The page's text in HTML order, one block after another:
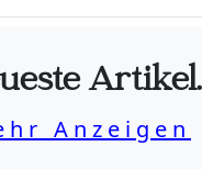
Artikel.
Anzeigen